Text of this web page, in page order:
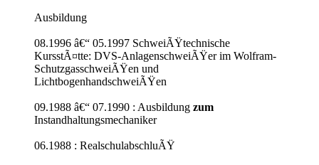
Ausbildung
08.1996 â€“ 05.1997 SchweiÃŸtechnische
KursstÃ¤tte: DVS-AnlagenschweiÃŸer im Wolfram-
SchutzgasschweiÃŸen und
LichtbogenhandschweiÃŸen
09.1988 â€“ 07.1990 : Ausbildung zum
Instandhaltungsmechaniker
06.1988 : RealschulabschluÃŸ